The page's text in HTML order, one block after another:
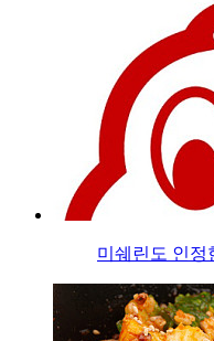
미쉐린도 인정